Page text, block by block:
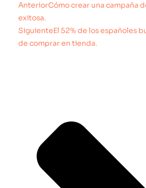
AnteriorCómo crear una campaña
exitosa.
SiguienteEl 52% de los españoles
de comprar en tienda.